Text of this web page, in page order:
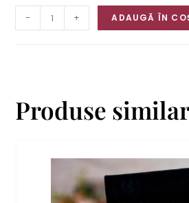
- + ADAUGĂ ÎN
Produse